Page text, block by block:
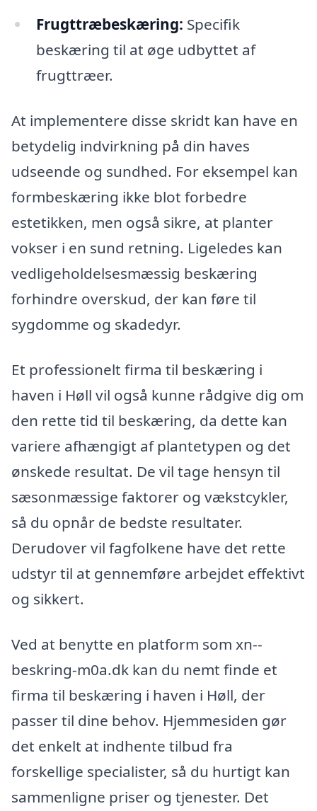
Frugttræbeskæring: Specifik
beskæring til at øge udbyttet af
frugttræer.
At implementere disse skridt kan have en
betydelig indvirkning på din haves
udseende og sundhed. For eksempel kan
formbeskæring ikke blot forbedre
estetikken, men også sikre, at planter
vokser i en sund retning. Ligeledes kan
vedligeholdelsesmæssig beskæring
forhindre overskud, der kan føre til
sygdomme og skadedyr.
Et professionelt firma til beskæring i
haven i Høll vil også kunne rådgive dig om
den rette tid til beskæring, da dette kan
variere afhængigt af plantetypen og det
ønskede resultat. De vil tage hensyn til
sæsonmæssige faktorer og vækstcykler,
så du opnår de bedste resultater.
Derudover vil fagfolkene have det rette
udstyr til at gennemføre arbejdet effektivt
og sikkert.
Ved at benytte en platform som xn--
beskring-m0a.dk kan du nemt finde et
firma til beskæring i haven i Høll, der
passer til dine behov. Hjemmesiden gør
det enkelt at indhente tilbud fra
forskellige specialister, så du hurtigt kan
sammenligne priser og tjenester. Det